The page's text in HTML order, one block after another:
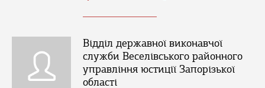
Відділ державної виконавчої
служби Веселівського районного
управління юстиції Запорізької
області